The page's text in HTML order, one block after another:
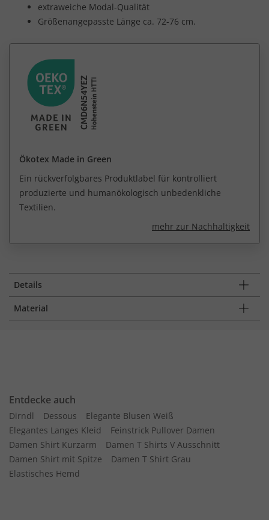
extraweiche Modal-Qualität
Größenangepasste Länge ca. 72-76 cm.
Ökotex Made in Green
Ein rückverfolgbares Produktlabel für kontrolliert
produzierte und humanökologisch unbedenkliche
Textilien.
mehr zur Nachhaltigkeit
Details
Material
Entdecke auch
Dirndl Dessous
Elegante Blusen Weiß
Elegantes Langes Kleid
Feinstrick Pullover Damen
Damen Shirt Kurzarm
Damen T Shirts V Ausschnitt
Damen Shirt mit Spitze
Damen T Shirt Grau
Elastisches Hemd